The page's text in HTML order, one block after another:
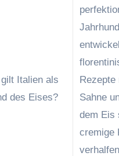
Italien als
des Eises?
Rezepte
Sahne
dem Eis
cremige